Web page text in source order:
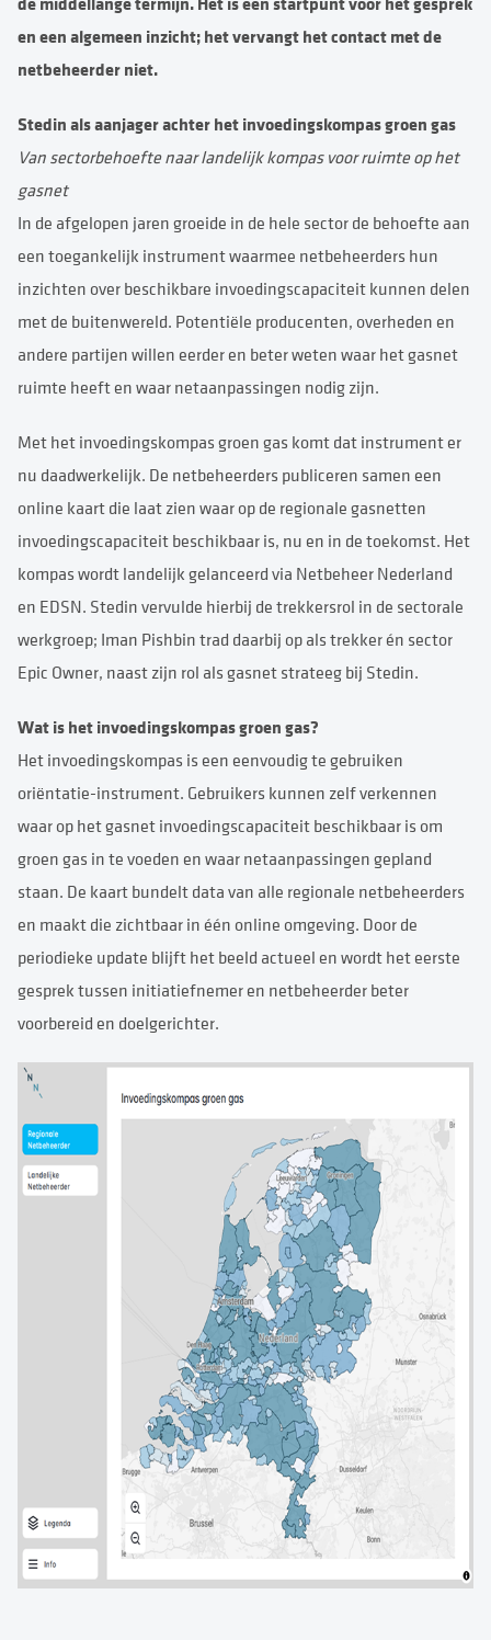
en een algemeen inzicht; het vervangt het contact met de
netbeheerder niet.
Stedin als aanjager achter het invoedingskompas groen gas
Van sectorbehoefte naar landelijk kompas voor ruimte op het
gasnet
In de afgelopen jaren groeide in de hele sector de behoefte aan
een toegankelijk instrument waarmee netbeheerders hun
inzichten over beschikbare invoedingscapaciteit kunnen delen
met de buitenwereld. Potentiële producenten, overheden en
andere partijen willen eerder en beter weten waar het gasnet
ruimte heeft en waar netaanpassingen nodig zijn.
Met het invoedingskompas groen gas komt dat instrument er
nu daadwerkelijk. De netbeheerders publiceren samen een
online kaart die laat zien waar op de regionale gasnetten
invoedingscapaciteit beschikbaar is, nu en in de toekomst. Het
kompas wordt landelijk gelanceerd via Netbeheer Nederland
en EDSN. Stedin vervulde hierbij de trekkersrol in de sectorale
werkgroep; Iman Pishbin trad daarbij op als trekker én sector
Epic Owner, naast zijn rol als gasnet strateeg bij Stedin.
Wat is het invoedingskompas groen gas?
Het invoedingskompas is een eenvoudig te gebruiken
oriëntatie-instrument. Gebruikers kunnen zelf verkennen
waar op het gasnet invoedingscapaciteit beschikbaar is om
groen gas in te voeden en waar netaanpassingen gepland
staan. De kaart bundelt data van alle regionale netbeheerders
en maakt die zichtbaar in één online omgeving. Door de
periodieke update blijft het beeld actueel en wordt het eerste
gesprek tussen initiatiefnemer en netbeheerder beter
voorbereid en doelgerichter.